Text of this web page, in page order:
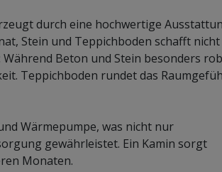
durch eine hochwertige
Stein und Teppichboden schafft
Beton und Stein besonders
Teppichboden rundet das
Wärmepumpe, was nicht nur
gewährleistet. Ein Kamin sorgt
Monaten.